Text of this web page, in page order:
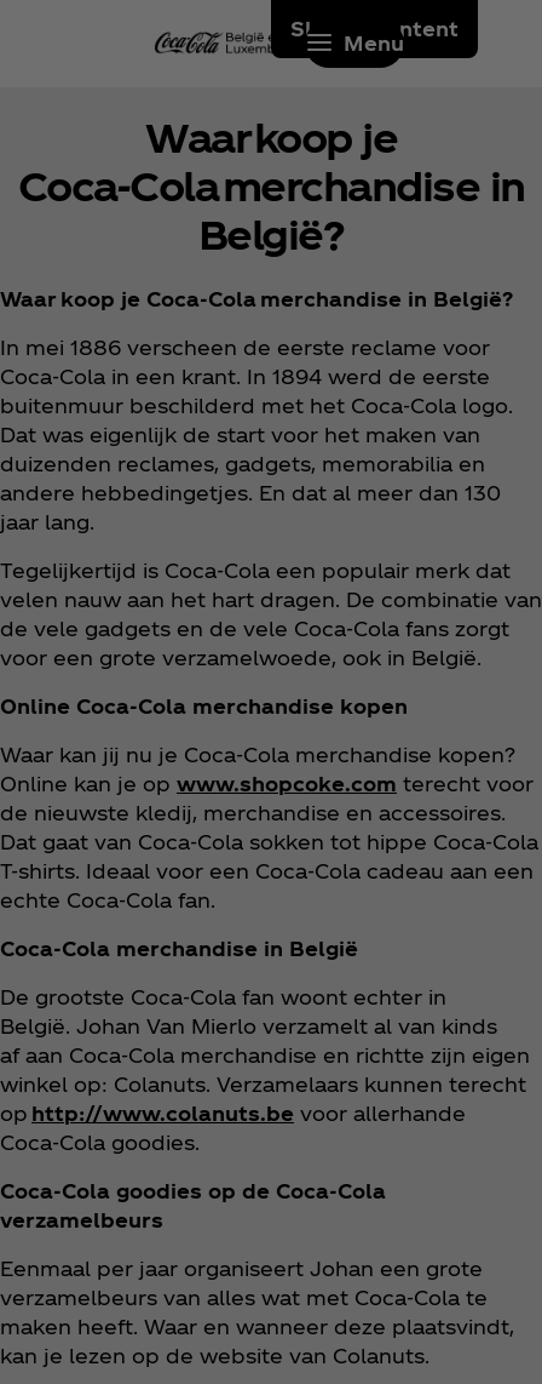
Skip to content
Menu
Waar koop je
Coca‑Cola merchandise in
België?
Waar koop je Coca‑Cola merchandise in België?
In mei 1886 verscheen de eerste reclame voor
Coca‑Cola in een krant. In 1894 werd de eerste
buitenmuur beschilderd met het Coca‑Cola logo.
Dat was eigenlijk de start voor het maken van
duizenden reclames, gadgets, memorabilia en
andere hebbedingetjes. En dat al meer dan 130
jaar lang.
Tegelijkertijd is Coca‑Cola een populair merk dat
velen nauw aan het hart dragen. De combinatie van
de vele gadgets en de vele Coca‑Cola fans zorgt
voor een grote verzamelwoede, ook in België.
Online Coca‑Cola merchandise kopen
Waar kan jij nu je Coca‑Cola merchandise kopen?
Online kan je op www.shopcoke.com terecht voor
de nieuwste kledij, merchandise en accessoires.
Dat gaat van Coca‑Cola sokken tot hippe Coca‑Cola
T-shirts. Ideaal voor een Coca‑Cola cadeau aan een
echte Coca‑Cola fan.
Coca‑Cola merchandise in België
De grootste Coca‑Cola fan woont echter in
België. Johan Van Mierlo verzamelt al van kinds
af aan Coca‑Cola merchandise en richtte zijn eigen
winkel op: Colanuts. Verzamelaars kunnen terecht
op http://www.colanuts.be voor allerhande
Coca‑Cola goodies.
Coca‑Cola goodies op de Coca‑Cola
verzamelbeurs
Eenmaal per jaar organiseert Johan een grote
verzamelbeurs van alles wat met Coca‑Cola te
maken heeft. Waar en wanneer deze plaatsvindt,
kan je lezen op de website van Colanuts.